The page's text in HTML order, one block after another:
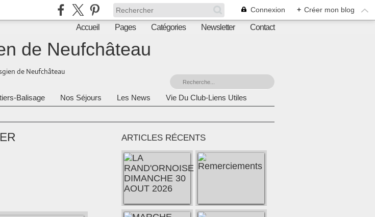
Connexion + Créer mon blog
Accueil Pages Catégories Newsletter Contact
de Neufchâteau
de Neufchâteau
Balisage Nos Séjours Les News
Vie Du Club-Liens Utiles
ARTICLES RÉCENTS